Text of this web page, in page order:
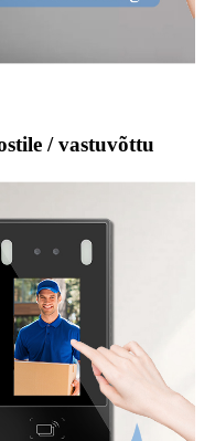
/ vastuvõttu